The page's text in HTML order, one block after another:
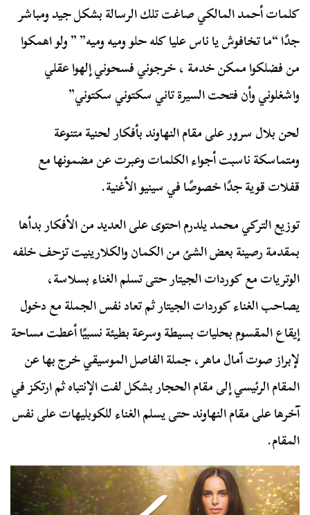
كلمات أحمد المالكي صاغت تلك الرسالة بشكل جيد ومباشر
جدًا “ما تخافوش يا ناس عليا كله حلو وميه وميه” ” ولو اهمكوا
من فضلكوا ممكن خدمة ، خرجوني فسحوني إلهوا عقلي
واشغلوني وأن فتحت السيرة تاني سكتوني سكتوني”
لحن بلال سرور على مقام النهاوند بأفكار لحنية متنوعة
ومتماسكة ناسبت أجواء الكلمات وعبرت عن مضمونها مع
قفلات قوية جدًا خصوصًا في سينيو الأغنية.
توزيع التركي محمد يلدرم احتوى على العديد من الأفكار بدأها
بمقدمة رصينة بعض الشئ من الكمان والكلارينيت تزحف خلفه
الوتريات مع كوردات الجيتار حتى تسلم الغناء بسلاسة،
يصاحب الغناء كوردات الجيتار ثم تعاد نفس الجملة مع دخول
إيقاع المقسوم بحليات بسيطة وسرعة بطيئة نسبيًا أعطت مساحة
لإبراز صوت اّمال ماهر، جملة الفاصل الموسيقي خرج بها عن
المقام الرئيسي إلى مقام الحجار بشكل لفت الإنتباه ثم ارتكز في
آخرها على مقام النهاوند حتى يسلم الغناء للكوبليهات على نفس
المقام.